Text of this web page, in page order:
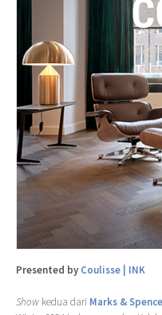
Presented by Coulisse | INK
Show kedua dari Marks &